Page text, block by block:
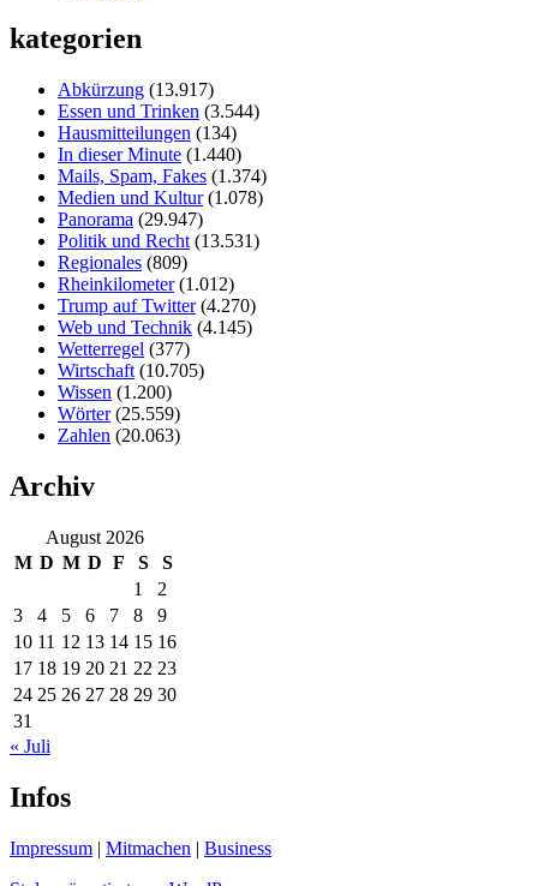
kategorien
Abkürzung (13.917)
Essen und Trinken (3.544)
Hausmitteilungen (134)
In dieser Minute (1.440)
Mails, Spam, Fakes (1.374)
Medien und Kultur(1.078)
Panorama (29.947)
Politik und Recht (13.531)
Regionales (809)
Rheinkilometer(1.012)
Trump auf Twitter(4.270)
Web und Technik (4.145)
Wetterregel (377)
Wirtschaft (10.705)
Wissen (1.200)
Wörter(25.559)
Zahlen (20.063)
Archiv
August 2026
M D M D F S
S
1
2
3
4 5 6 7 8
9
10 11 12 13 14 15 16
17 18 19 20 21 22 23
24 25 26 27 28 29 30
31
« Juli
Infos
Impressum | Mitmachen | Business